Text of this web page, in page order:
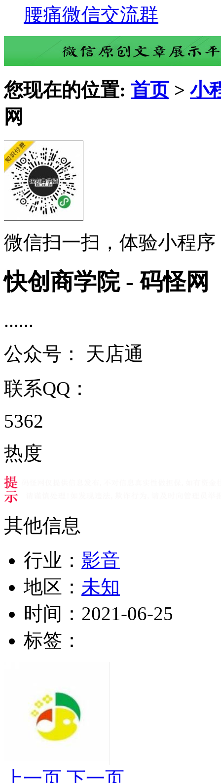
腰痛微信交流群
您现在的位置: 首页 >小
网
微信扫一扫，体验小程序
快创商学院 - 码怪网
......
公众号： 天店通
联系QQ：
5362
热度
其他信息
行业： 影音
地区： 未知
时间： 2021-06-25
标签：
上一页 下一页